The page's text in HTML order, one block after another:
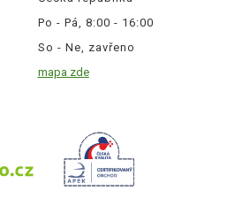
Po - Pá, 8:00 - 16:00
So - Ne, zavřeno
mapa zde